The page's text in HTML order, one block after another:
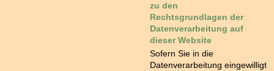
zu den
Rechtsgrundlagen der
Datenverarbeitung auf
dieser Website
Sofern Sie in die
Datenverarbeitung eingewilligt